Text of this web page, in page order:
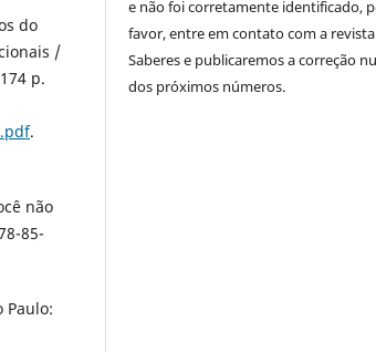
do
/
p.
.
não
85-
Paulo:
e não foi corretamente identificado,
favor, entre em contato com a revista
Saberes e publicaremos a correção
dos próximos números.